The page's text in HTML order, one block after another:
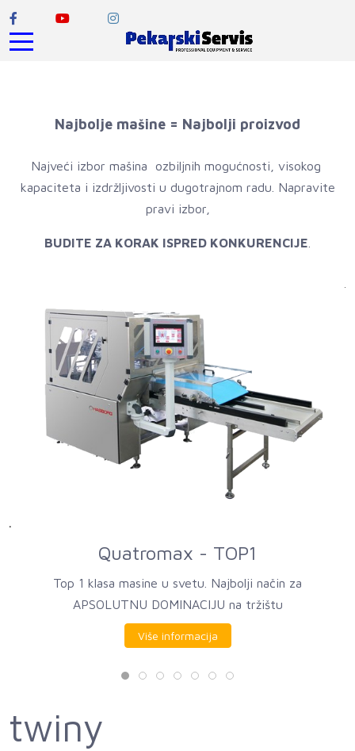
Najbolje mašine = Najbolji proizvod
Najveći izbor mašina ozbiljnih mogućnosti, visokog
kapaciteta i izdržljivosti u dugotrajnom radu. Napravite
pravi izbor,
BUDITE ZA KORAK ISPRED KONKURENCIJE
Quatromax - TOP1
Top 1 klasa masine u svetu. Najbolji način za
APSOLUTNU DOMINACIJU na tržištu
Više informacija
twiny